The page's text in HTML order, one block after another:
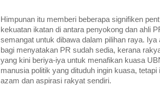
Himpunan itu memberi beberapa signifiken
kekuatan ikatan di antara penyokong dan ahli
semangat untuk dibawa dalam pilihan raya.
bagi menyatakan PR sudah sedia, kerana
yang kini beriya-iya untuk menafikan kuasa
manusia politik yang dituduh ingin kuasa,
azam dan aspirasi rakyat sendiri.